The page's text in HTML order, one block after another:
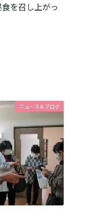
を召し上がっ
ニュース＆ブログ